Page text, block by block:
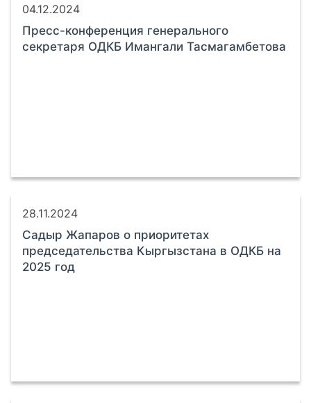
04.12.2024
Пресс-конференция генерального
секретаря ОДКБ Имангали Тасмагамбетова
28.11.2024
Садыр Жапаров о приоритетах
председательства Кыргызстана в ОДКБ на
2025 год